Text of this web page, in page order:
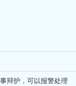
辩护，可以报警处理